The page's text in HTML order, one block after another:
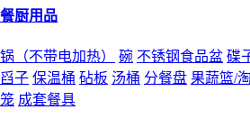
餐厨用品
锅（不带电加热） 碗 不锈钢食品盆 碟
舀子 保温桶 砧板 汤桶 分餐盘 果蔬篮/
笼 成套餐具